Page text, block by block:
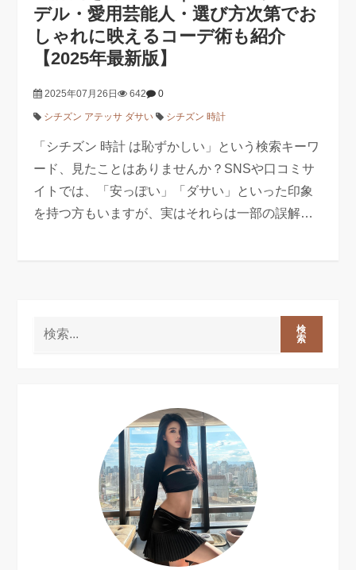
デル・愛用芸能人・選び方次第でお
しゃれに映えるコーデ術も紹介
【2025年最新版】
2025年07月26日 642 0
シチズン アテッサ ダサい シチズン 時計
「シチズン 時計 は恥ずかしい」という検索キーワ
ード、見たことはありませんか？SNSや口コミサ
イトでは、「安っぽい」「ダサい」といった印象
を持つ方もいますが、実はそれらは一部の誤解…
検
索